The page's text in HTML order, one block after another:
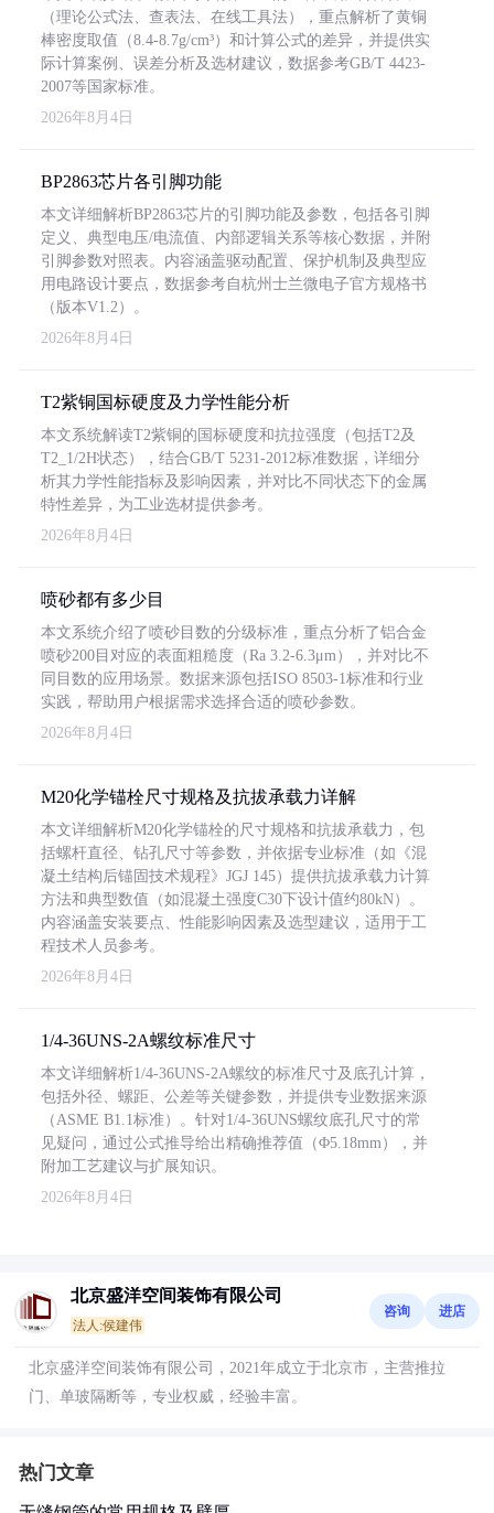
（理论公式法、查表法、在线工具法），重点解析了黄铜
棒密度取值（8.4-8.7g/cm³）和计算公式的差异，并提供实
际计算案例、误差分析及选材建议，数据参考GB/T 4423-
2007等国家标准。
2026年8月4日
BP2863芯片各引脚功能
本文详细解析BP2863芯片的引脚功能及参数，包括各引脚
定义、典型电压/电流值、内部逻辑关系等核心数据，并附
引脚参数对照表。内容涵盖驱动配置、保护机制及典型应
用电路设计要点，数据参考自杭州士兰微电子官方规格书
（版本V1.2）。
2026年8月4日
T2紫铜国标硬度及力学性能分析
本文系统解读T2紫铜的国标硬度和抗拉强度（包括T2及
T2_1/2H状态），结合GB/T 5231-2012标准数据，详细分
析其力学性能指标及影响因素，并对比不同状态下的金属
特性差异，为工业选材提供参考。
2026年8月4日
喷砂都有多少目
本文系统介绍了喷砂目数的分级标准，重点分析了铝合金
喷砂200目对应的表面粗糙度（Ra 3.2-6.3μm），并对比不
同目数的应用场景。数据来源包括ISO 8503-1标准和行业
实践，帮助用户根据需求选择合适的喷砂参数。
2026年8月4日
M20化学锚栓尺寸规格及抗拔承载力详解
本文详细解析M20化学锚栓的尺寸规格和抗拔承载力，包
括螺杆直径、钻孔尺寸等参数，并依据专业标准（如《混
凝土结构后锚固技术规程》JGJ 145）提供抗拔承载力计算
方法和典型数值（如混凝土强度C30下设计值约80kN）。
内容涵盖安装要点、性能影响因素及选型建议，适用于工
程技术人员参考。
2026年8月4日
1/4-36UNS-2A螺纹标准尺寸
本文详细解析1/4-36UNS-2A螺纹的标准尺寸及底孔计算，
包括外径、螺距、公差等关键参数，并提供专业数据来源
（ASME B1.1标准）。针对1/4-36UNS螺纹底孔尺寸的常
见疑问，通过公式推导给出精确推荐值（Φ5.18mm），并
附加工艺建议与扩展知识。
2026年8月4日
北京盛洋空间装饰有限公司
法人:侯建伟
咨询 进店
北京盛洋空间装饰有限公司，2021年成立于北京市，主营推拉
门、单玻隔断等，专业权威，经验丰富。
热门文章